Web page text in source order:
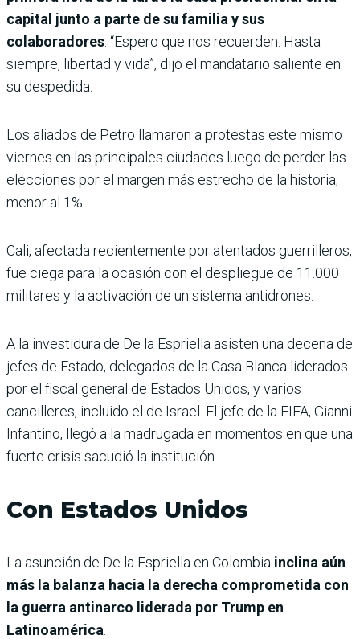
capital junto a parte de su familia y sus
colaboradores . “Espero que nos recuerden. Hasta
siempre, libertad y vida”, dijo el mandatario saliente en
su despedida.
Los aliados de Petro llamaron a protestas este mismo
viernes en las principales ciudades luego de perder las
elecciones por el margen más estrecho de la historia,
menor al 1%.
Cali, afectada recientemente por atentados guerrilleros,
fue ciega para la ocasión con el despliegue de 11.000
militares y la activación de un sistema antidrones.
A la investidura de De la Espriella asisten una decena de
jefes de Estado, delegados de la Casa Blanca liderados
por el fiscal general de Estados Unidos, y varios
cancilleres, incluido el de Israel. El jefe de la FIFA, Gianni
Infantino, llegó a la madrugada en momentos en que una
fuerte crisis sacudió la institución.
Con Estados Unidos
La asunción de De la Espriella en Colombia inclina aún
más la balanza hacia la derecha comprometida con
la guerra antinarco liderada por Trump en
Latinoamérica